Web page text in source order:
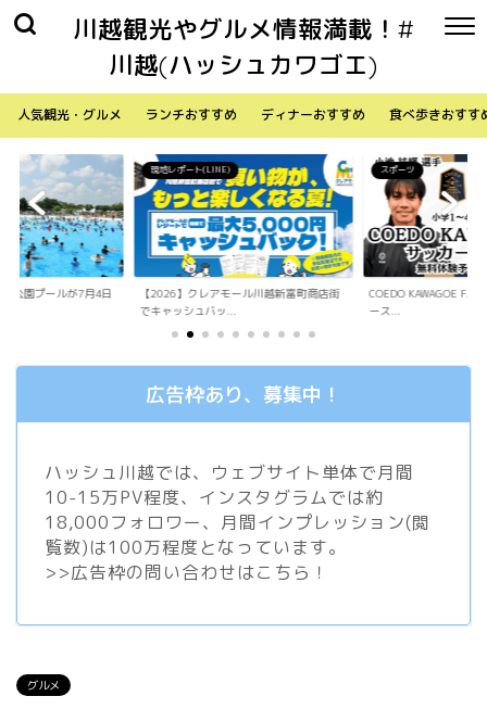
川越観光やグルメ情報満載！#
川越(ハッシュカワゴエ)
人気観光・グルメ ランチおすすめ ディナーおすすめ 食べ歩きおすす
ル川越新富町商店街
スポーツ
COEDO KAWAGOE F.Cが小学生向けサッカ
ース...
生活
「Sky Walker 7058」
内ア...
広告枠あり、募集中！
ハッシュ川越では、ウェブサイト単体で月間
10-15万PV程度、 インスタグラムでは約
18,000フォロワー、月間インプレッション(閲
覧数)は100万程度となっています。
>>広告枠の問い合わせはこちら！
グルメ